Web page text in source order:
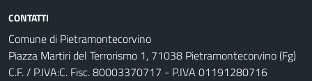
CONTATTI
Comune di Pietramontecorvino
Piazza Martiri del Terrorismo 1, 71038 Pietramontecorvino (Fg)
C.F. / P.IVA:C. Fisc. 80003370717 - P.IVA 01191280716